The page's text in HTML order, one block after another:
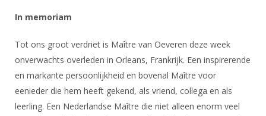
Leden van Verdiensten
Bondsbureau
Contact
Medewerkers
Schermpaspoort
Rolstoelschermen
Wedstrijdkalender
KNAS Keurmerk
Atletencommissie
Internationale Titeltoernooien
Internationale aanmeldingen
Nationale opleidingen
Opleidingen
Leraar
Voor scheidsrechters
In memoriam
Tot ons groot verdriet is Maître van Oeveren deze week
onverwachts overleden in Orleans, Frankrijk. Een inspirerende
en markante persoonlijkheid en bovenal Maître voor
eenieder die hem heeft gekend, als vriend, collega en als
leerling. Een Nederlandse Maître die niet alleen enorm veel